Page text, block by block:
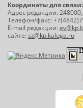
Координаты для связи:
Адрес редакции:
Телефон/факс:
E-mail редакции:
сайте:sz@kp.kaluga.ru